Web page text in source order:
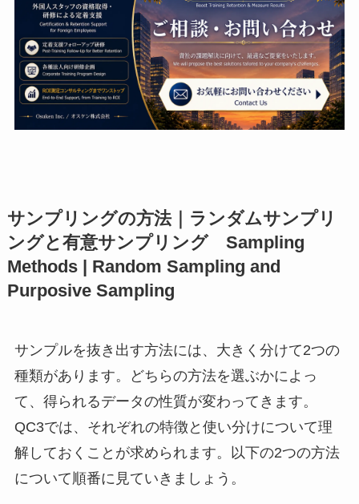
サンプリングの方法｜ランダムサンプリ
ングと有意サンプリング Sampling
Methods | Random Sampling and
Purposive Sampling
サンプルを抜き出す方法には、大きく分けて2つの
種類があります。どちらの方法を選ぶかによっ
て、得られるデータの性質が変わってきます。
QC3では、それぞれの特徴と使い分けについて理
解しておくことが求められます。以下の2つの方法
について順番に見ていきましょう。